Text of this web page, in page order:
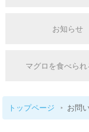
お知らせ
マグロを食べら
トップページ お問